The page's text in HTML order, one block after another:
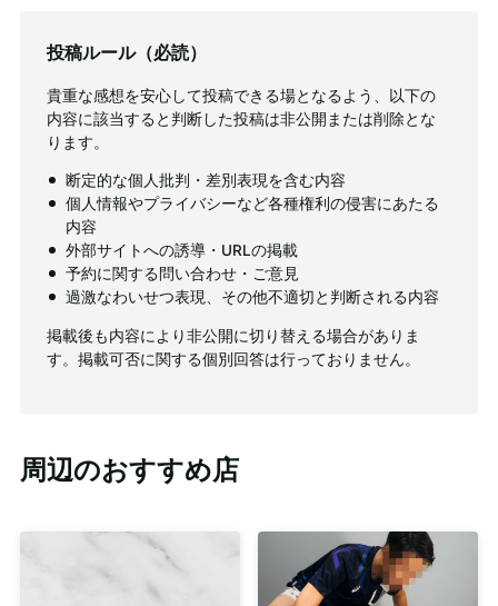
周辺のおすすめ店
投稿ルール（必読）
貴重な感想を安心して投稿できる場となるよう、以下の
内容に該当すると判断した投稿は非公開または削除とな
ります。
断定的な個人批判・差別表現を含む内容
個人情報やプライバシーなど各種権利の侵害にあたる
内容
外部サイトへの誘導・URLの掲載
予約に関する問い合わせ・ご意見
過激なわいせつ表現、その他不適切と判断される内容
掲載後も内容により非公開に切り替える場合がありま
す。掲載可否に関する個別回答は行っておりません。